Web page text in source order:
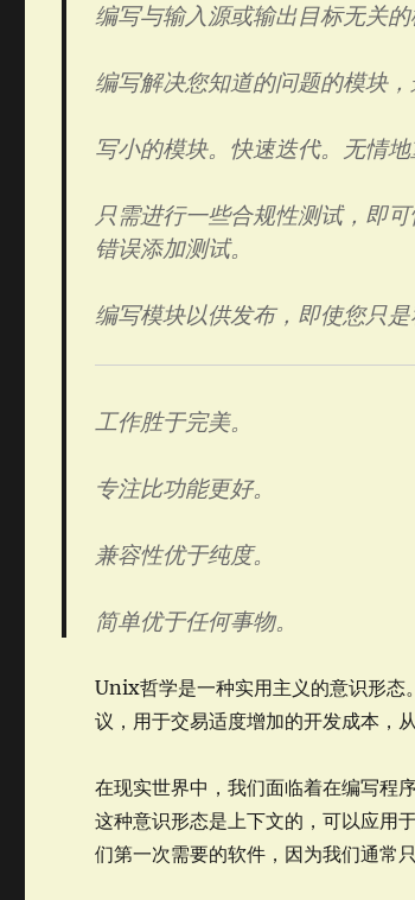
编写与输入源或输出目标无关的
编写解决您知道的问题的模块
写小的模块。快速迭代。无情地
只需进行一些合规性测试，即
错误添加测试。
编写模块以供发布，即使您只
工作胜于完美。
专注比功能更好。
兼容性优于纯度。
简单优于任何事物。
Unix哲学是一种实用主义的意识形态
议，用于交易适度增加的开发成本，
在现实世界中，我们面临着在编写程
这种意识形态是上下文的，可以应用
们第一次需要的软件，因为我们通常